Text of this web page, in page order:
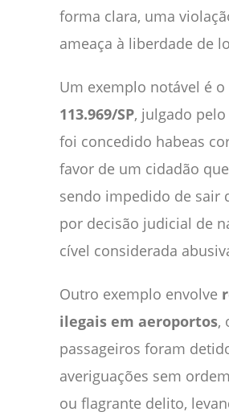
forma clara, uma
ameaça à liberdade de
Um exemplo notável é o
113.969/SP, julgado pelo
foi concedido habeas
favor de um cidadão
sendo impedido de sair
por decisão judicial de
cível considerada
Outro exemplo envolve
ilegais em aeroportos,
passageiros foram
averiguações sem
ou flagrante delito,